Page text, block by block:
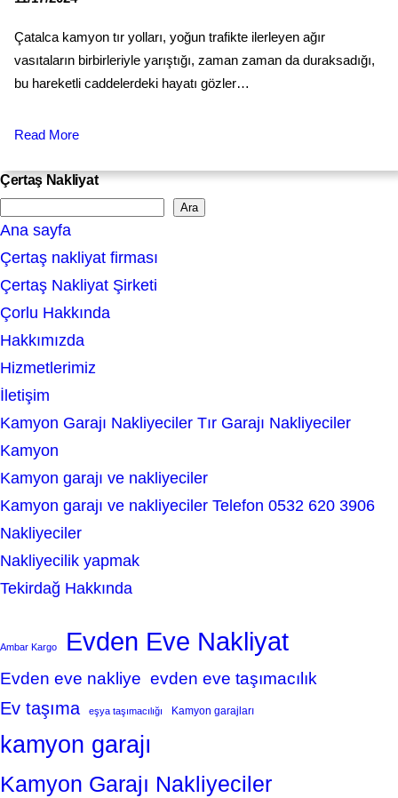
Çatalca kamyon tır yolları, yoğun trafikte ilerleyen ağır
vasıtaların birbirleriyle yarıştığı, zaman zaman da duraksadığı,
bu hareketli caddelerdeki hayatı gözler…
Read More
Çertaş Nakliyat
e
a
r
c
h
Ara
Ana sayfa
Çertaş nakliyat firması
Çertaş Nakliyat Şirketi
Çorlu Hakkında
Hakkımızda
Hizmetlerimiz
İletişim
Kamyon Garajı Nakliyeciler Tır Garajı Nakliyeciler
Kamyon
Kamyon garajı ve nakliyeciler
Kamyon garajı ve nakliyeciler Telefon 0532 620 3906
Nakliyeciler
Nakliyecilik yapmak
Tekirdağ Hakkında
Ambar Kargo Evden Eve Nakliyat
Evden eve nakliye evden eve taşımacılık
Ev taşıma eşya taşımacılığı Kamyon garajları
kamyon garajı
Kamyon Garajı Nakliyeciler